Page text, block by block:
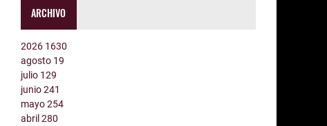
ARCHIVO
2026 1630
agosto 19
julio 129
junio241
mayo254
abril280